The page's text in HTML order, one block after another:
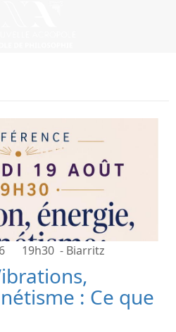
19h30 - Biarritz
: Ce que